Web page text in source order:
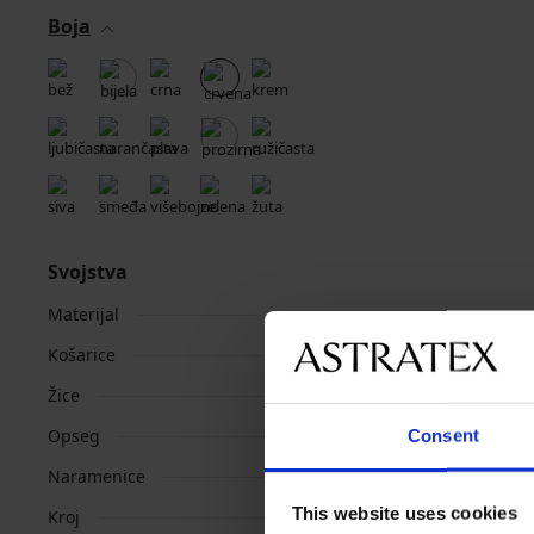
Consent
This website uses cookies
Boja
Svojstva
Materijal
Košarice
Žice
Opseg
Naramenice
Kroj